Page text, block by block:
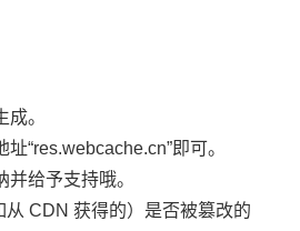
成。
“res.webcache.cn”即可。
给予支持哦。
CDN 获得的）是否被篡改的